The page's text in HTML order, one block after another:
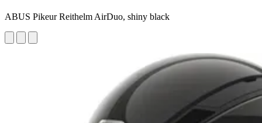
ABUS Pikeur Reithelm AirDuo, shiny black